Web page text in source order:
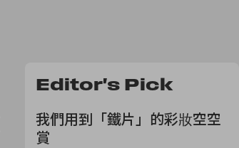
Editor's Pick
我們用到「鐵片」的彩妝空空
賞